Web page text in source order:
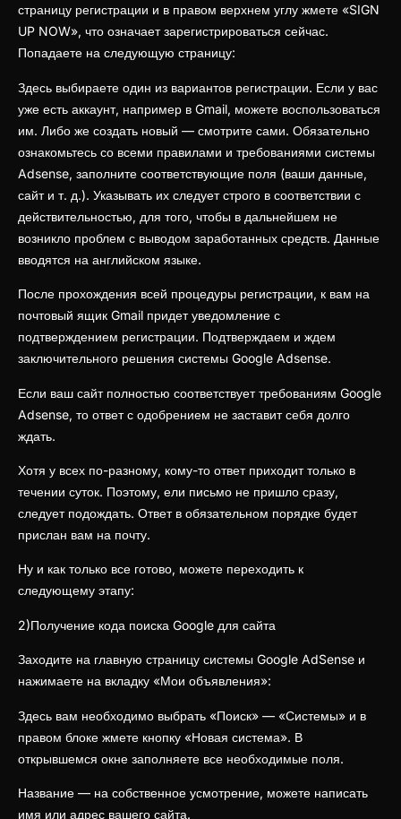
страницу регистрации и в правом верхнем углу жмете «SIGN
UP NOW», что означает зарегистрироваться сейчас.
Попадаете на следующую страницу:
Здесь выбираете один из вариантов регистрации. Если у вас
уже есть аккаунт, например в Gmail, можете воспользоваться
им. Либо же создать новый — смотрите сами. Обязательно
ознакомьтесь со всеми правилами и требованиями системы
Adsense, заполните соответствующие поля (ваши данные,
сайт и т. д.). Указывать их следует строго в соответствии с
действительностью, для того, чтобы в дальнейшем не
возникло проблем с выводом заработанных средств. Данные
вводятся на английском языке.
После прохождения всей процедуры регистрации, к вам на
почтовый ящик Gmail придет уведомление с
подтверждением регистрации. Подтверждаем и ждем
заключительного решения системы Google Adsense.
Если ваш сайт полностью соответствует требованиям Google
Adsense, то ответ с одобрением не заставит себя долго
ждать.
Хотя у всех по-разному, кому-то ответ приходит только в
течении суток. Поэтому, ели письмо не пришло сразу,
следует подождать. Ответ в обязательном порядке будет
прислан вам на почту.
Ну и как только все готово, можете переходить к
следующему этапу:
2)Получение кода поиска Google для сайта
Заходите на главную страницу системы Google AdSense и
нажимаете на вкладку «Мои объявления»:
Здесь вам необходимо выбрать «Поиск» — «Системы» и в
правом блоке жмете кнопку «Новая система». В
открывшемся окне заполняете все необходимые поля.
Название — на собственное усмотрение, можете написать
имя или адрес вашего сайта.